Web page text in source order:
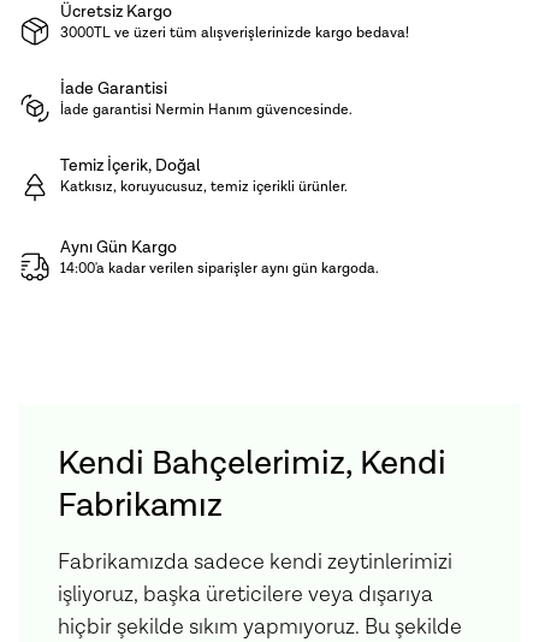
tazeliğiyle dikkat çeker. Kahvaltı sofralarında sade
olarak tüketilebileceği gibi, börek içlerinde ya da
hamur işi tariflerinde kullanıldığında da lezzetiyle
fark yaratır. Hafifliği ve doğallığıyla, geleneksel lor
peynirini sevenler için ideal bir alternatiftir.
ediniz.
Ücretsiz Kargo
3000TL ve üzeri tüm alışverişlerinizde kargo bedava!
İade Garantisi
İade garantisi Nermin Hanım güvencesinde.
Temiz İçerik, Doğal
Katkısız, koruyucusuz, temiz içerikli ürünler.
Aynı Gün Kargo
14:00'a kadar verilen siparişler aynı gün kargoda.
Kendi Bahçelerimiz, Kendi
Fabrikamız
Fabrikamızda sadece kendi zeytinlerimizi
işliyoruz, başka üreticilere veya dışarıya
hiçbir şekilde sıkım yapmıyoruz. Bu şekilde